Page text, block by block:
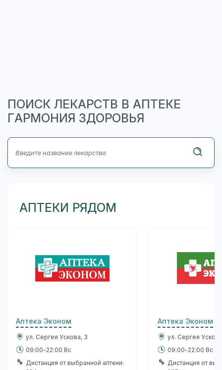
ПОИСК ЛЕКАРСТВ В АПТЕКЕ
ГАРМОНИЯ ЗДОРОВЬЯ
АПТЕКИ РЯДОМ
Аптека Эконом
ул. Сергея Ускова, 3
09:00-22:00 Вс
Дистанция от выбранной аптеки:
Аптека Эконом
ул. Сергея
09:00-22:00 Вс
Дистанция от